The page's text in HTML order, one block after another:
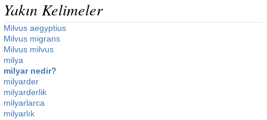
Yakın Kelimeler
Milvus aegyptius
Milvus migrans
Milvus milvus
milya
milyar nedir?
milyarder
milyarderlik
milyarlarca
milyarlık